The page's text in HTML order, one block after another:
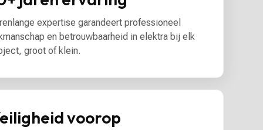
expertise garandeert professioneel
en betrouwbaarheid in elektra bij elk
groot of klein.
voorop